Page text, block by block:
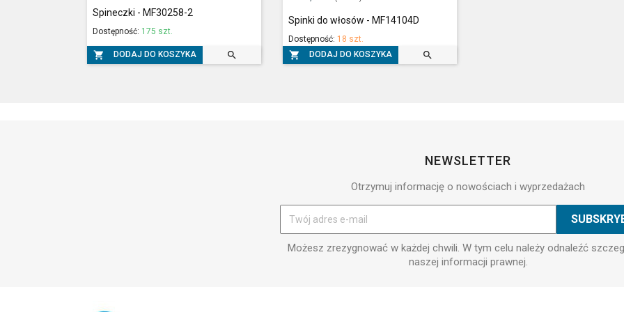
Spineczki - MF30258-2
Dostępność: 175 szt.
 DODAJ DO KOSZYKA 
Spinki do włosów - MF14104D
Dostępność: 18 szt.
 DODAJ DO KOSZYKA 
NEWSLETTER
Otrzymuj informację o nowościach i wyprzedażach
Możesz zrezygnować w każdej chwili. W tym celu należy odnaleźć
naszej informacji prawnej.